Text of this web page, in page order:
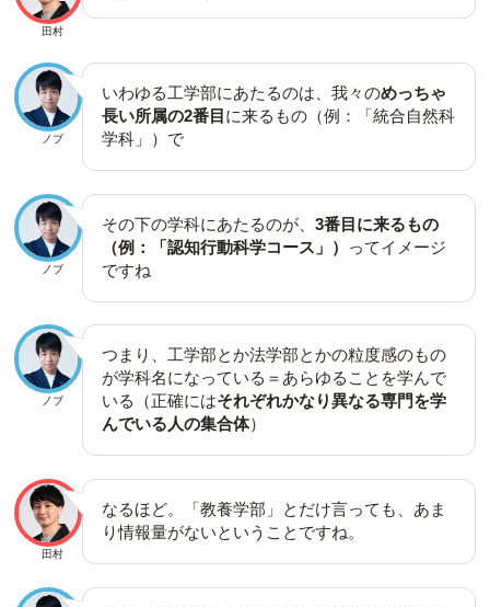
田村
ノブ
いわゆる工学部にあたるのは、我々のめっちゃ
長い所属の2番目 に来るもの（例：「統合自然科
学科」）で
ノブ
その下の学科にあたるのが、3番目に来るもの
（例：「認知行動科学コース」）
ってイメージ
ですね
ノブ
つまり、工学部とか法学部とかの粒度感のもの
が学科名になっている＝あらゆることを学んで
いる（正確にはそれぞれかなり異なる専門を学
んでいる人の集合体）
田村
なるほど。「教養学部」とだけ言っても、あま
り情報量がないということですね。